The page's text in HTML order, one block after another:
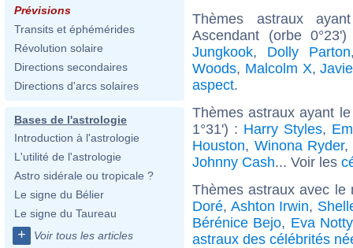
Prévisions
Transits et éphémérides
Révolution solaire
Directions secondaires
Directions d'arcs solaires
Bases de l'astrologie
Introduction à l'astrologie
L'utilité de l'astrologie
Astro sidérale ou tropicale ?
Le signe du Bélier
Le signe du Taureau
+ Voir tous les articles
Thèmes astraux
Ascendant (orbe
Jungkook, Dolly Parton
Woods, Malcolm X,
aspect.
Thèmes astraux ayant
1°31') : Harry Styles,
Houston, Winona Ryder,
Johnny Cash... Voir les
Thèmes astraux avec
Doré, Ashton Irwin,
Bérénice Bejo, Eva Notty
astraux des célébrités